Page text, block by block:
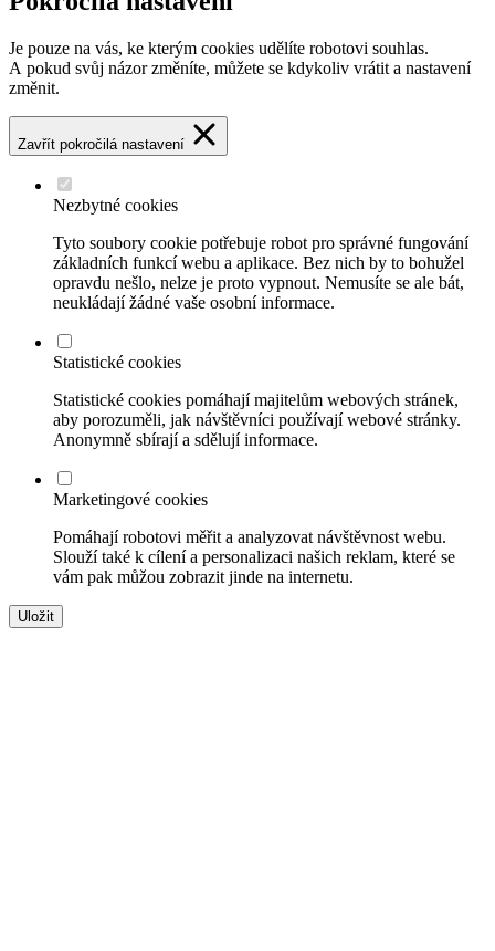
Je pouze na vás, ke kterým cookies udělíte robotovi souhlas.
A pokud svůj názor změníte, můžete se kdykoliv vrátit a nastavení
změnit.
Zavřít pokročilá nastavení
Nezbytné cookies
Tyto soubory cookie potřebuje robot pro správné fungování
základních funkcí webu a aplikace. Bez nich by to bohužel
opravdu nešlo, nelze je proto vypnout. Nemusíte se ale bát,
neukládají žádné vaše osobní informace.
Statistické cookies
Statistické cookies pomáhají majitelům webových stránek,
aby porozuměli, jak návštěvníci používají webové stránky.
Anonymně sbírají a sdělují informace.
Marketingové cookies
Pomáhají robotovi měřit a analyzovat návštěvnost webu.
Slouží také k cílení a personalizaci našich reklam, které se
vám pak můžou zobrazit jinde na internetu.
Uložit